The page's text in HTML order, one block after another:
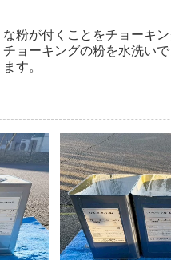
粉が付くことをチョーキ
ョーキングの粉を水洗い
す。